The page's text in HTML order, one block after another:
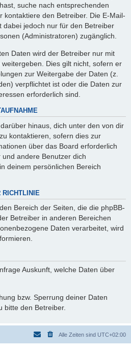
suche nach entsprechenden
kontaktiere den Betreiber. Die E-Mail-
dabei jedoch nur für den Betreiber
(Administratoren) zugänglich.
Daten wird der Betreiber nur mit
Dies gilt nicht, sofern er
zur Weitergabe der Daten (z.
verpflichtet ist oder die Daten zur
erforderlich sind.
hinaus, dich unter den von dir
kontaktieren, sofern dies zur
über das Board erforderlich
andere Benutzer dich
deinem persönlichen Bereich
RICHTLINIE
Bereich der Seiten, die die phpBB-
Betreiber in anderen Bereichen
Daten verarbeitet, wird
Auskunft, welche Daten über
bzw. Sperrung deiner Daten
bitte den Betreiber.
Alle Zeiten sind UTC+02:00